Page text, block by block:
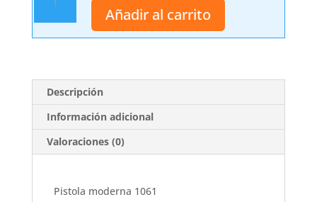
moderna
1061
cantidad
Añadir al carrito
Descripción
Información adicional
Valoraciones (0)
Pistola moderna 1061